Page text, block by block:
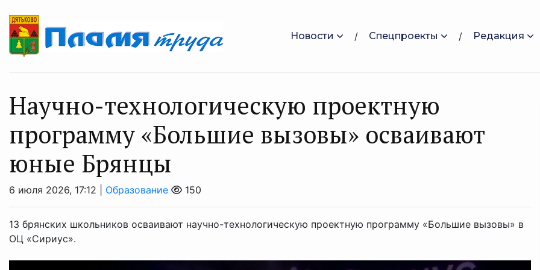
Новости Спецпроекты Редакция
Научно-технологическую проектную
программу «Большие вызовы» осваивают
юные Брянцы
6 июля 2026, 17:12 | Образование 150
13 брянских школьников осваивают научно-технологическую проектную программу «Большие вызовы» в
ОЦ «Сириус».